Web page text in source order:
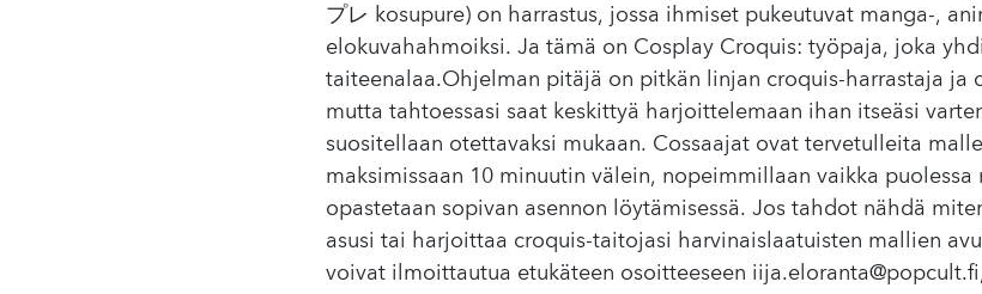
プレ kosupure) on harrastus, jossa ihmiset pukeutuvat manga-,
elokuvahahmoiksi. Ja tämä on Cosplay Croquis: työpaja, joka
taiteenalaa.Ohjelman pitäjä on pitkän linjan croquis-harrastaja ja
mutta tahtoessasi saat keskittyä harjoittelemaan ihan itseäsi
suositellaan otettavaksi mukaan. Cossaajat ovat tervetulleita
maksimissaan 10 minuutin välein, nopeimmillaan vaikka puolessa
opastetaan sopivan asennon löytämisessä. Jos tahdot nähdä
asusi tai harjoittaa croquis-taitojasi harvinaislaatuisten mallien
voivat ilmoittautua etukäteen osoitteeseen iija.eloranta@popcult.fi